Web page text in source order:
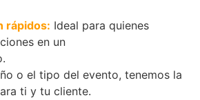
rápidos: Ideal para quienes
en un
o el tipo del evento, tenemos la
ti y tu cliente.